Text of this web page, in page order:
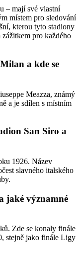
– mají své vlastní
místem pro sledování
kterou tyto stadiony
pro každého
a kde se
Meazza, známý
a je sdílen s místním
San Siro a
1926. Název
slavného italského
jaké významné
Zde se konaly finále
stejně jako finále Ligy